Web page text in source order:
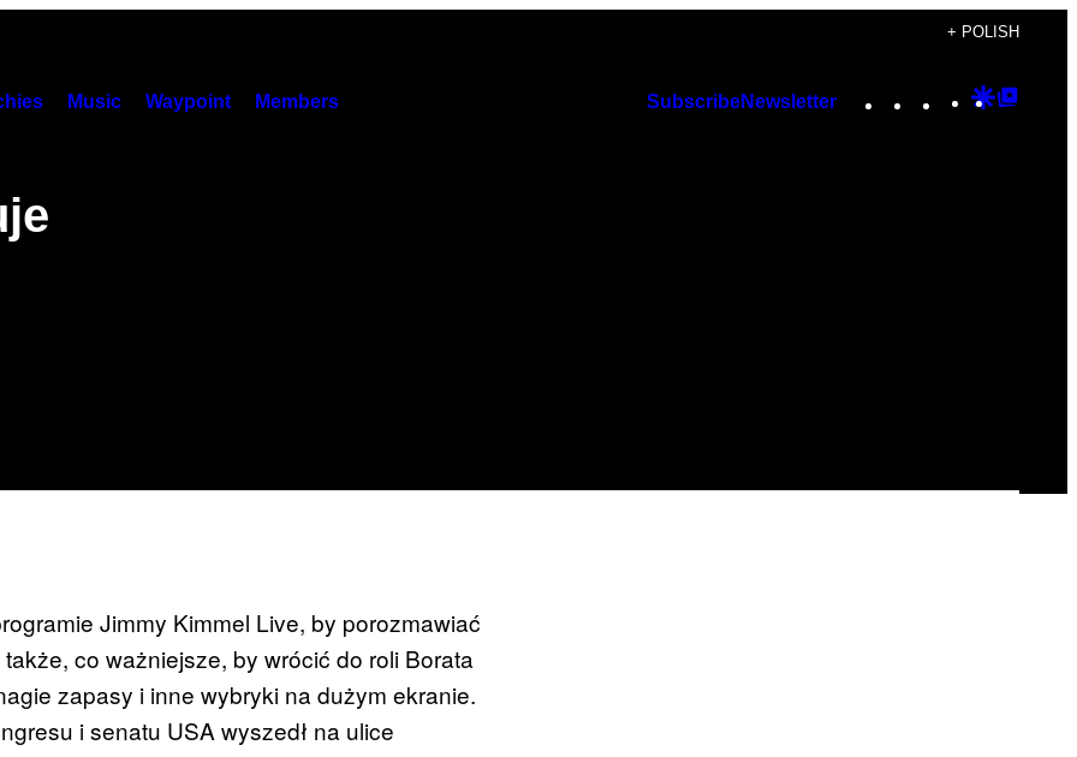
+ POLISH
Music Waypoint Members SubscribeNewsletter Instagram
TikTok
YouTube
Google
Jimmy Kimmel Live, by porozmawiać
także, co ważniejsze, by wrócić do roli Borata
zapasy i inne wybryki na dużym ekranie.
i senatu USA wyszedł na ulice